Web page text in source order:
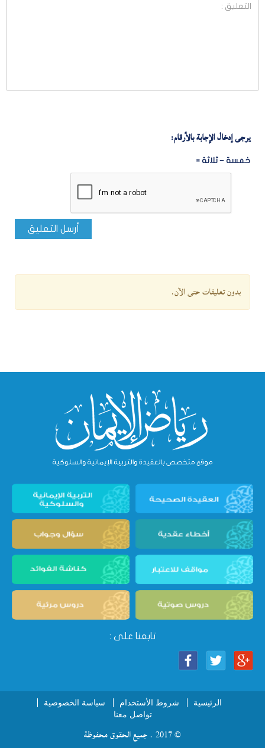
يرجى إدخال الإجابة بالأرقام:
خمسة − ثلاثة =
أرسل التعليق
بدون تعليقات حتى الآن.
تابعنا على :
الرئيسية شروط الأستخدام
سياسة الخصوصية
تواصل معنا
© 2017 . جميع الحقوق محفوظة